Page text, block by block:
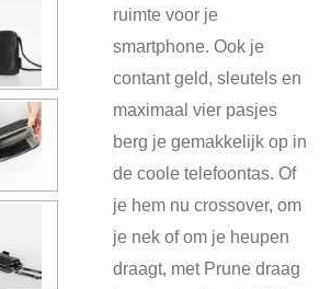
ruimte voor je
smartphone. Ook je
contant geld, sleutels en
maximaal vier pasjes
berg je gemakkelijk op in
de coole telefoontas. Of
je hem nu crossover, om
je nek of om je heupen
draagt, met Prune draag